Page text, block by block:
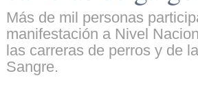
Más de mil personas
manifestación a Nivel
las carreras de perros y de
Sangre.